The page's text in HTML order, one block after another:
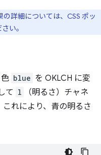
詳細については、CSS ポッ
い。
blue を OKLCH に変
て l
（明るさ）チャネ
れにより、青の明るさ